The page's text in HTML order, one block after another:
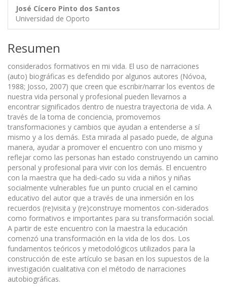
José Cícero Pinto dos Santos
Universidad de Oporto
Resumen
considerados formativos en mi vida. El uso de narraciones
(auto) biográficas es defendido por algunos autores (Nóvoa,
1988; Josso, 2007) que creen que escribir/narrar los eventos de
nuestra vida personal y profesional pueden llevarnos a
encontrar significados dentro de nuestra trayectoria de vida. A
través de la toma de conciencia, promovemos
transformaciones y cambios que ayudan a entenderse a sí
mismo y a los demás. Esta mirada al pasado puede, de alguna
manera, ayudar a promover el encuentro con uno mismo y
reflejar como las personas han estado construyendo un camino
personal y profesional para vivir con los demás. El encuentro
con la maestra que ha dedi-cado su vida a niños y niñas
socialmente vulnerables fue un punto crucial en el camino
educativo del autor que a través de una inmersión en los
recuerdos (re)visita y (re)construye momentos con-siderados
como formativos e importantes para su transformación social.
A partir de este encuentro con la maestra la educación
comenzó una transformación en la vida de los dos. Los
fundamentos teóricos y metodológicos utilizados para la
construcción de este artículo se basan en los supuestos de la
investigación cualitativa con el método de narraciones
autobiográficas.